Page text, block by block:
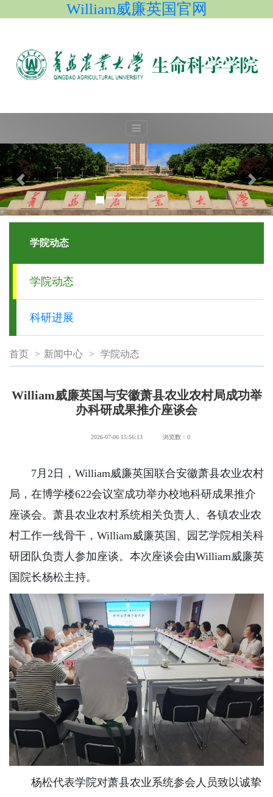
William威廉英国官网
学院动态
学院动态
科研进展
首页 > 新闻中心 > 学院动态
William威廉英国与安徽萧县农业农村局成功举
办科研成果推介座谈会
2026-07-06 15:56:13 浏览数： 0
7月2日，William威廉英国联合安徽萧县农业农村
局，在博学楼622会议室成功举办校地科研成果推介
座谈会。萧县农业农村系统相关负责人、各镇农业农
村工作一线骨干，William威廉英国、园艺学院相关科
研团队负责人参加座谈。本次座谈会由William威廉英
国院长杨松主持。
杨松代表学院对萧县农业系统参会人员致以诚挚